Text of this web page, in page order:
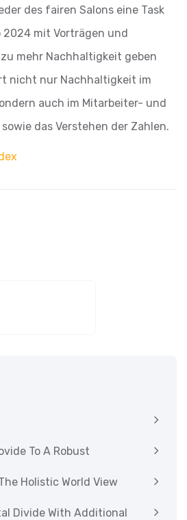
des fairen Salons eine Task
2024 mit Vorträgen und
mehr Nachhaltigkeit geben
nicht nur Nachhaltigkeit im
auch im Mitarbeiter- und
das Verstehen der Zahlen.
To A Robust
Holistic World View
Divide With Additional